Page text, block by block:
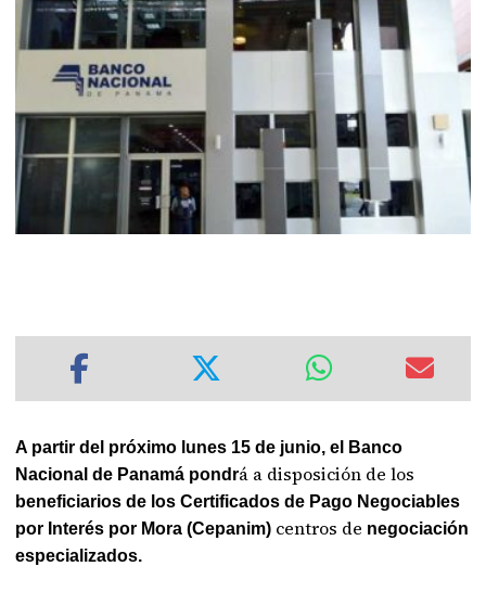
A partir del próximo lunes 15 de junio, el Banco
Nacional de Panamá pondrá a disposición de los
beneficiarios de los Certificados de Pago Negociables
por Interés por Mora (Cepanim) centros de negociación
especializados.